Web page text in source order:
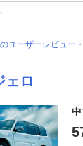
ユーザーレビュー
ェロ